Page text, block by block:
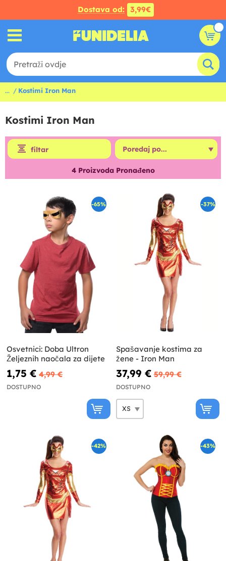
Dostava od: 3,99€
... Kostimi Iron Man
Kostimi Iron Man
filtar
4Proizvoda Pronađeno
-65%
Osvetnici: Doba Ultron
Željeznih naočala za dijete
1,75 € 4,99 €
DOSTUPNO
-37%
Spašavanje kostima za
žene - Iron Man
37,99 € 59,99 €
DOSTUPNO
-42% -43%